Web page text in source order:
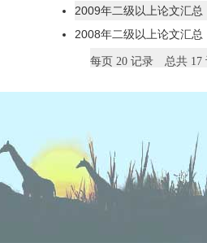
2009年二级以上论文汇总
2008年二级以上论文汇总
每页 20 记录 总共 17